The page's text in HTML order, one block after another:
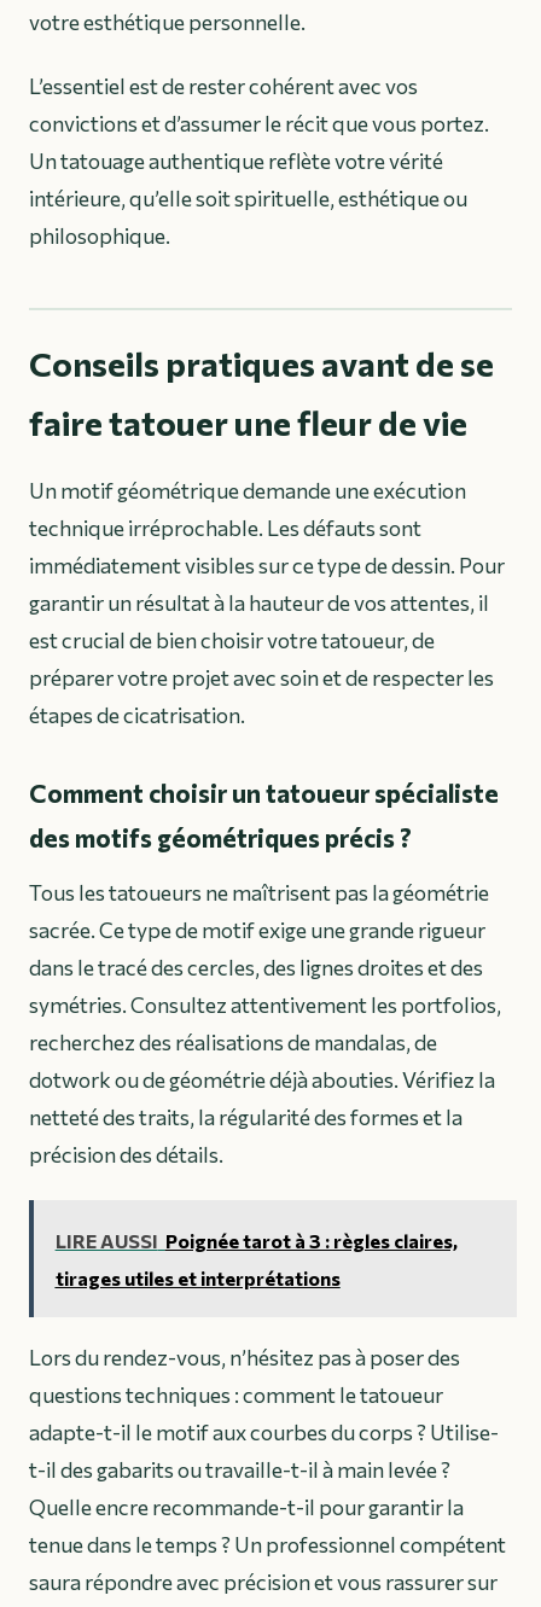
votre esthétique personnelle.
L’essentiel est de rester cohérent avec vos
convictions et d’assumer le récit que vous portez.
Un tatouage authentique reflète votre vérité
intérieure, qu’elle soit spirituelle, esthétique ou
philosophique.
Conseils pratiques avant de se
faire tatouer une fleur de vie
Un motif géométrique demande une exécution
technique irréprochable. Les défauts sont
immédiatement visibles sur ce type de dessin. Pour
garantir un résultat à la hauteur de vos attentes, il
est crucial de bien choisir votre tatoueur, de
préparer votre projet avec soin et de respecter les
étapes de cicatrisation.
Comment choisir un tatoueur spécialiste
des motifs géométriques précis ?
Tous les tatoueurs ne maîtrisent pas la géométrie
sacrée. Ce type de motif exige une grande rigueur
dans le tracé des cercles, des lignes droites et des
symétries. Consultez attentivement les portfolios,
recherchez des réalisations de mandalas, de
dotwork ou de géométrie déjà abouties. Vérifiez la
netteté des traits, la régularité des formes et la
précision des détails.
LIRE AUSSI Poignée tarot à 3 : règles claires,
tirages utiles et interprétations
Lors du rendez-vous, n’hésitez pas à poser des
questions techniques : comment le tatoueur
adapte-t-il le motif aux courbes du corps ? Utilise-
t-il des gabarits ou travaille-t-il à main levée ?
Quelle encre recommande-t-il pour garantir la
tenue dans le temps ? Un professionnel compétent
saura répondre avec précision et vous rassurer sur